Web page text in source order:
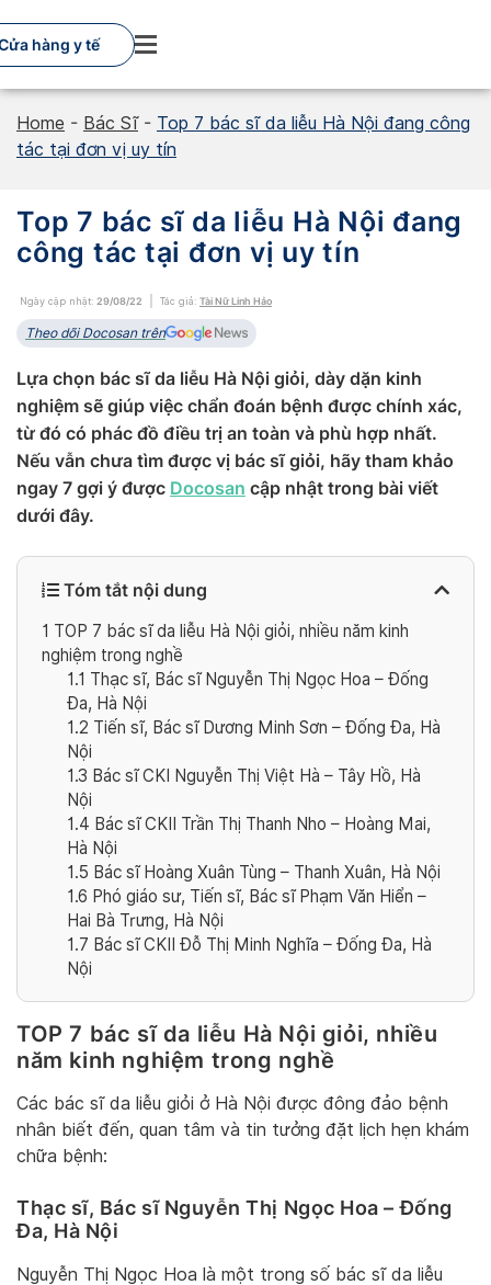
to
content
hàng y tế
Home - Bác Sĩ- Top 7 bác sĩ da liễu Hà Nội đang công
tác tại đơn vị uy tín
Top 7 bác sĩ da liễu Hà Nội đang
công tác tại đơn vị uy tín
Ngày cập nhật: 29/08/22 Tác giả: Tài Nữ Linh Hảo
Theo dõi Docosan trên
Lựa chọn bác sĩ da liễu Hà Nội giỏi, dày dặn kinh
nghiệm sẽ giúp việc chẩn đoán bệnh được chính xác,
từ đó có phác đồ điều trị an toàn và phù hợp nhất.
Nếu vẫn chưa tìm được vị bác sĩ giỏi, hãy tham khảo
ngay 7 gợi ý được Docosan cập nhật trong bài viết
dưới đây.
Tóm tắt nội dung
1 TOP 7 bác sĩ da liễu Hà Nội giỏi, nhiều năm kinh
nghiệm trong nghề
1.1 Thạc sĩ, Bác sĩ Nguyễn Thị Ngọc Hoa – Đống
Đa, Hà Nội
1.2 Tiến sĩ, Bác sĩ Dương Minh Sơn – Đống Đa, Hà
Nội
1.3 Bác sĩ CKI Nguyễn Thị Việt Hà – Tây Hồ, Hà
Nội
1.4 Bác sĩ CKII Trần Thị Thanh Nho – Hoàng Mai,
Hà Nội
1.5 Bác sĩ Hoàng Xuân Tùng – Thanh Xuân, Hà Nội
1.6 Phó giáo sư, Tiến sĩ, Bác sĩ Phạm Văn Hiển –
Hai Bà Trưng, Hà Nội
1.7 Bác sĩ CKII Đỗ Thị Minh Nghĩa – Đống Đa, Hà
Nội
TOP 7 bác sĩ da liễu Hà Nội giỏi, nhiều
năm kinh nghiệm trong nghề
Các bác sĩ da liễu giỏi ở Hà Nội được đông đảo bệnh
nhân biết đến, quan tâm và tin tưởng đặt lịch hẹn khám
chữa bệnh:
Thạc sĩ, Bác sĩ Nguyễn Thị Ngọc Hoa – Đống
Đa, Hà Nội
Nguyễn Thị Ngọc Hoa là một trong số bác sĩ da liễu